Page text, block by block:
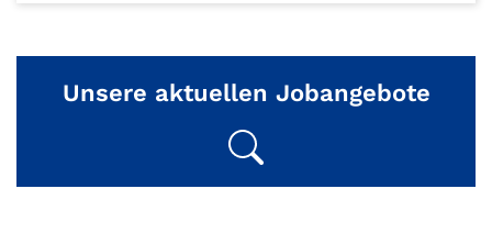
Unsere aktuellen Jobangebote